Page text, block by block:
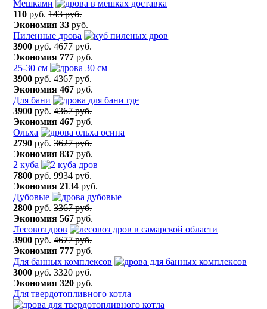
Мешками
110 руб.143 руб.
Экономия 33 руб.
Пиленные дрова
3900 руб.4677 руб.
Экономия 777 руб.
25-30 см
3900 руб.4367 руб.
Экономия 467 руб.
Для бани
3900 руб.4367 руб.
Экономия 467 руб.
Ольха
2790 руб.3627 руб.
Экономия 837 руб.
2 куба
7800 руб.9934 руб.
Экономия 2134 руб.
Дубовые
2800 руб.3367 руб.
Экономия 567 руб.
Лесовоз дров
3900 руб.4677 руб.
Экономия 777 руб.
Для банных комплексов
3000 руб.3320 руб.
Экономия 320 руб.
Для твердотопливного котла